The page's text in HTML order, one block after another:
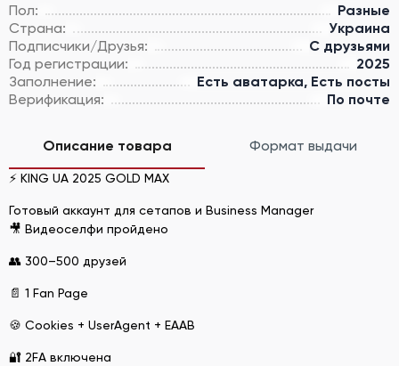
Пол:
Разные
Страна:
Украина
Подписчики/Друзья:
С друзьями
Год регистрации:
2025
Заполнение:
Есть аватарка, Есть посты
Верификация:
По почте
Описание товара Формат выдачи
⚡ KING UA 2025 GOLD MAX
Готовый аккаунт для сетапов и Business Manager
🎥 Видеоселфи пройдено
👥 300–500 друзей
📄 1 Fan Page
🍪 Cookies + UserAgent + EAAB
🔐 2FA включена